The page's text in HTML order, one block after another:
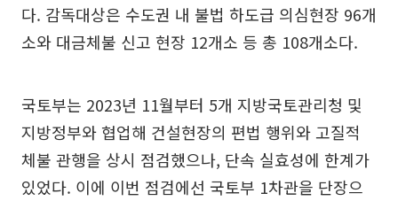
다. 감독대상은 수도권 내 불법 하도급 의심현장 96개
소와 대금체불 신고 현장 12개소 등 총 108개소다.
국토부는 2023년 11월부터 5개 지방국토관리청 및
지방정부와 협업해 건설현장의 편법 행위와 고질적
체불 관행을 상시 점검했으나, 단속 실효성에 한계가
있었다. 이에 이번 점검에선 국토부 1차관을 단장으